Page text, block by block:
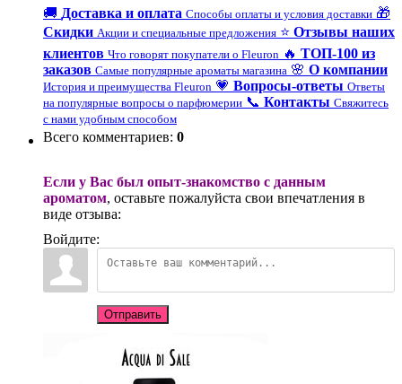
🚚 Доставка и оплата Способы оплаты и условия доставки 🎁
Скидки Акции и специальные предложения ⭐ Отзывы наших
клиентов Что говорят покупатели о Fleuron 🔥 ТОП-100 из
заказов Самые популярные ароматы магазина 🌸 О компании
История и преимущества Fleuron 💗 Вопросы-ответы Ответы
на популярные вопросы о парфюмерии 📞 Контакты Свяжитесь
с нами удобным способом
Всего комментариев: 0
Если у Вас был опыт-знакомство с данным
ароматом, оставьте пожалуйста свои впечатления в
виде отзыва:
Войдите:
Отправить